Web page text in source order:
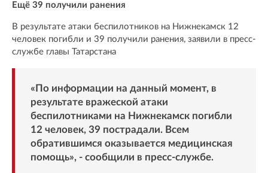
Ещё 39 получили ранения
В результате атаки беспилотников на Нижнекамск 12
человек погибли и 39 получили ранения, заявили в пресс-
службе главы Татарстана
«По информации на данный момент, в
результате вражеской атаки
беспилотниками на Нижнекамск погибли
12 человек, 39 пострадали. Всем
обратившимся оказывается медицинская
помощь», - сообщили в пресс-службе.